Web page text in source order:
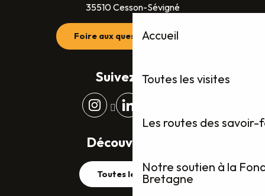
Accueil
Toutes les visites
Les routes des
Notre soutien à la
Bretagne
35510 Cesson-Sévigné
Foire aux questions (FAQ)
Suivez-nous
Découvrez plus
Toutes les visites